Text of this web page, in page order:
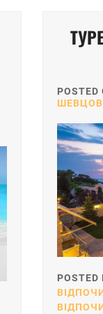
POSTED
POSTED